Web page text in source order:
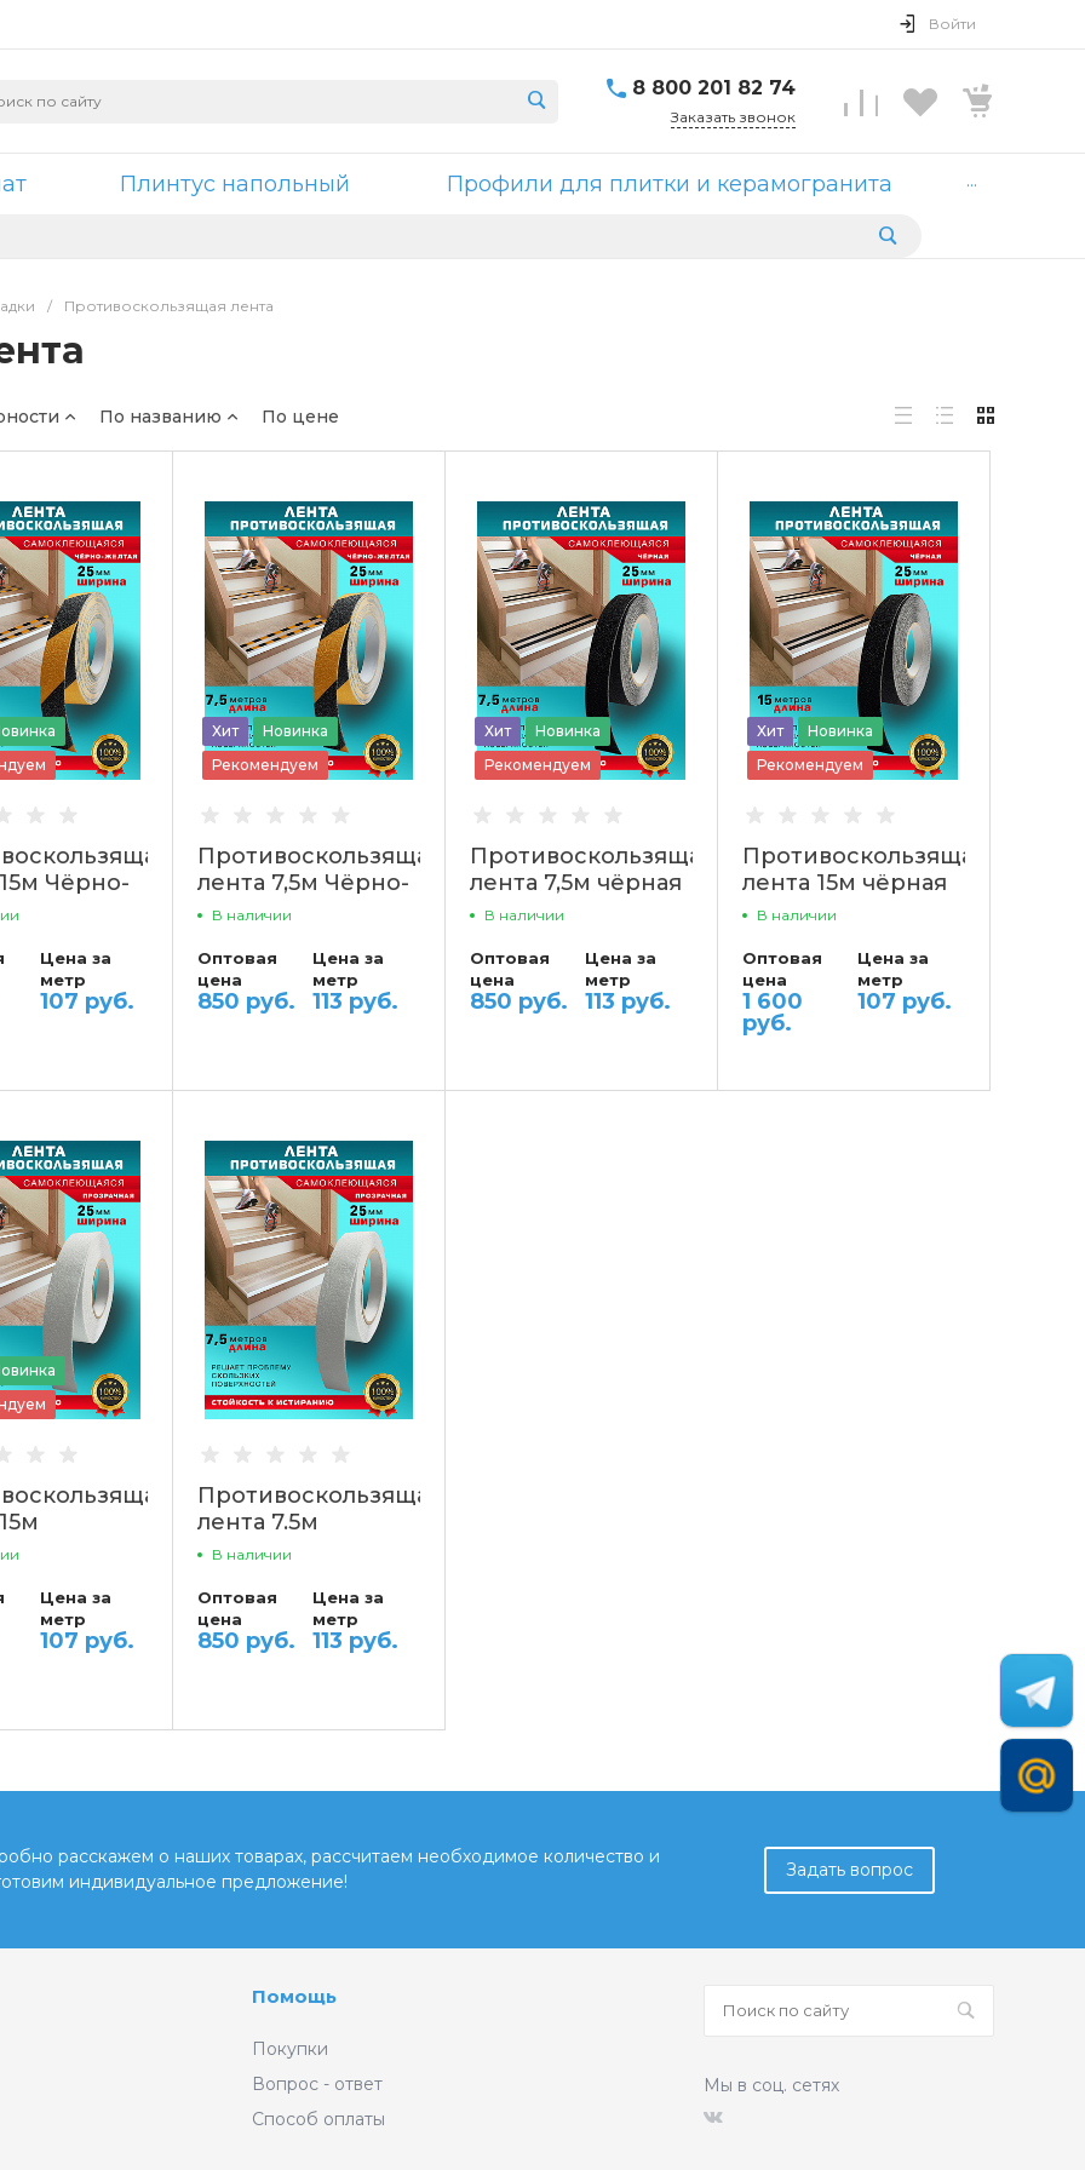
Войти
8 800 201 82 74
Заказать звонок
Плинтус напольный Профили для плитки и керамогранита ...
/ Противоскользящая лента
По названию По цене
Чёрно-
Пару Палок
Цена за
метр
107 руб.
Хит
Новинка
Рекомендуем
Противоскользящая
лента 7,5м Чёрно-
жёлтая Пару Палок
В наличии
Оптовая
цена
850 руб.
Цена за
метр
113 руб.
Хит
Новинка
Рекомендуем
Противоскользящая
лента 7,5м чёрная
Пару Палок
В наличии
Оптовая
цена
850 руб.
Цена за
метр
113 руб.
Хит
Новинка
Рекомендуем
Противоскользящая
лента 15м чёрная
Пару Палок
В наличии
Оптовая
цена
1 600
руб.
Цена за
метр
107 руб.
Пару
Цена за
метр
107 руб.
Противоскользящая
лента 7.5м
прозрачная Пару
В наличии
Оптовая
цена
850 руб.
Цена за
метр
113 руб.
расскажем о наших товарах, рассчитаем необходимое количество и
индивидуальное предложение!
Задать вопрос
Помощь
Покупки
Вопрос - ответ
Способ оплаты
Мы в соц. сетях